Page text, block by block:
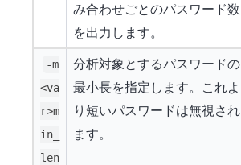
み合わせごとのパスワード数
を出力します。
-m
<va
r>m
in_
len
分析対象とするパスワードの
最小長を指定します。これよ
り短いパスワードは無視され
ます。